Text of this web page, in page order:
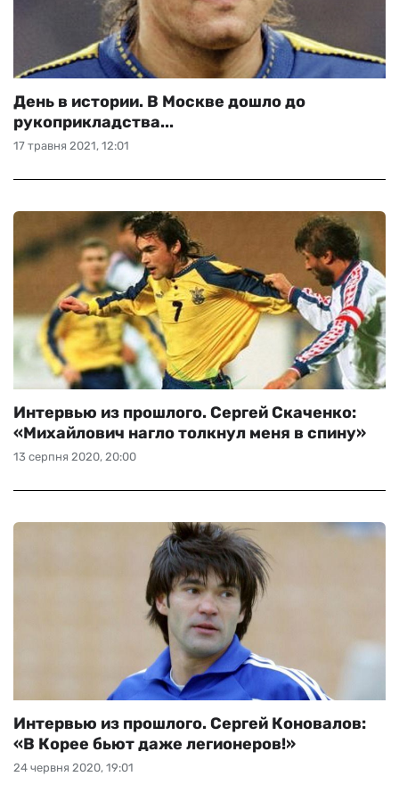
17 травня 2021, 12:01
День в истории. В Москве дошло до
рукоприкладства...
13 серпня 2020, 20:00
Интервью из прошлого. Сергей Скаченко:
«Михайлович нагло толкнул меня в спину»
24 червня 2020, 19:01
Интервью из прошлого. Сергей Коновалов:
«В Корее бьют даже легионеров!»